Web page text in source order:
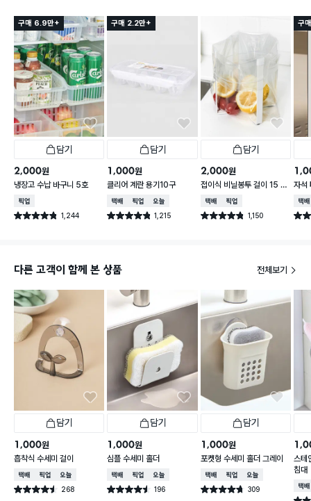
게 쓸 수 있게 됐습니다! 설거지 후 수세미 건조나 위생
관리에 신경 쓰이시는 분들께 무조건 추천하고 싶은 주
방 필수 꿀템입니다!
구매 6.9만+
담기
2,000원
냉장고 수납 바구니 5호
매장픽업
별점 4.8점 1,244
건 작성
구매 2.2만+
담기
1,000원
클리어 계란 용기10구
택배배송매장픽업오늘배송
별점 4.8점 1,215
건 작성
담기
2,000원
접이식 비닐봉투 걸이 15 X
16.5 cm
택배배송매장픽업
별점 4.8점 1,150
건 작성
구
자석
5
택배
별점
다른 고객이 함께 본 상품 전체보기
담기
1,000원
흡착식 수세미 걸이
택배배송매장픽업오늘배송
별점 4.5점 268
건 작성
담기
1,000원
심플 수세미 홀더
택배배송매장픽업오늘배송
별점 4.5점 196
건 작성
담기
1,000원
포켓형 수세미 홀더 그레이
택배배송매장픽업오늘배송
별점 4.7점 309
건 작성
스테
침대
택배